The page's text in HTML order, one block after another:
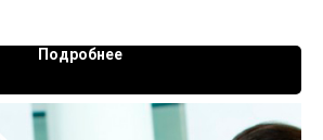
Подробнее